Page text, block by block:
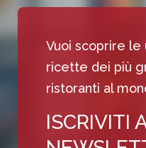
Vuoi scoprire
ricette dei più
ristoranti al
ISCRIVITI